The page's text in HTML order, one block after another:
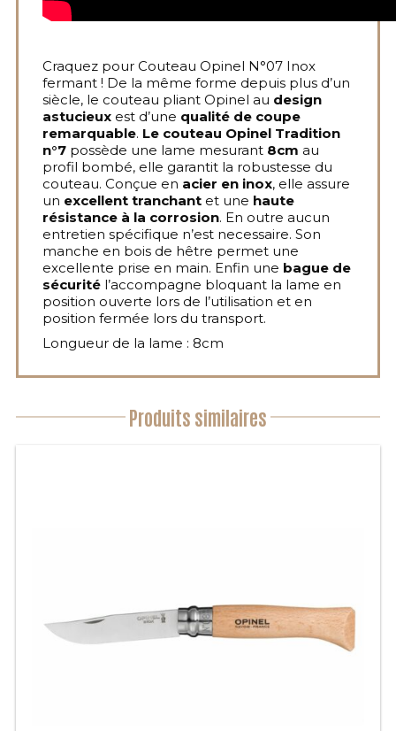
Craquez pour Couteau Opinel N°07 Inox
fermant ! De la même forme depuis plus d’un
siècle, le couteau pliant Opinel au design
astucieux est d’une qualité de coupe
remarquable. Le couteau Opinel Tradition
n°7 possède une lame mesurant 8cm au
profil bombé, elle garantit la robustesse du
couteau. Conçue en acier en inox, elle assure
un excellent tranchant et une haute
résistance à la corrosion. En outre aucun
entretien spécifique n’est necessaire. Son
manche en bois de hêtre permet une
excellente prise en main. Enfin une bague de
sécurité l’accompagne bloquant la lame en
position ouverte lors de l’utilisation et en
position fermée lors du transport.
Longueur de la lame : 8cm
Produits similaires